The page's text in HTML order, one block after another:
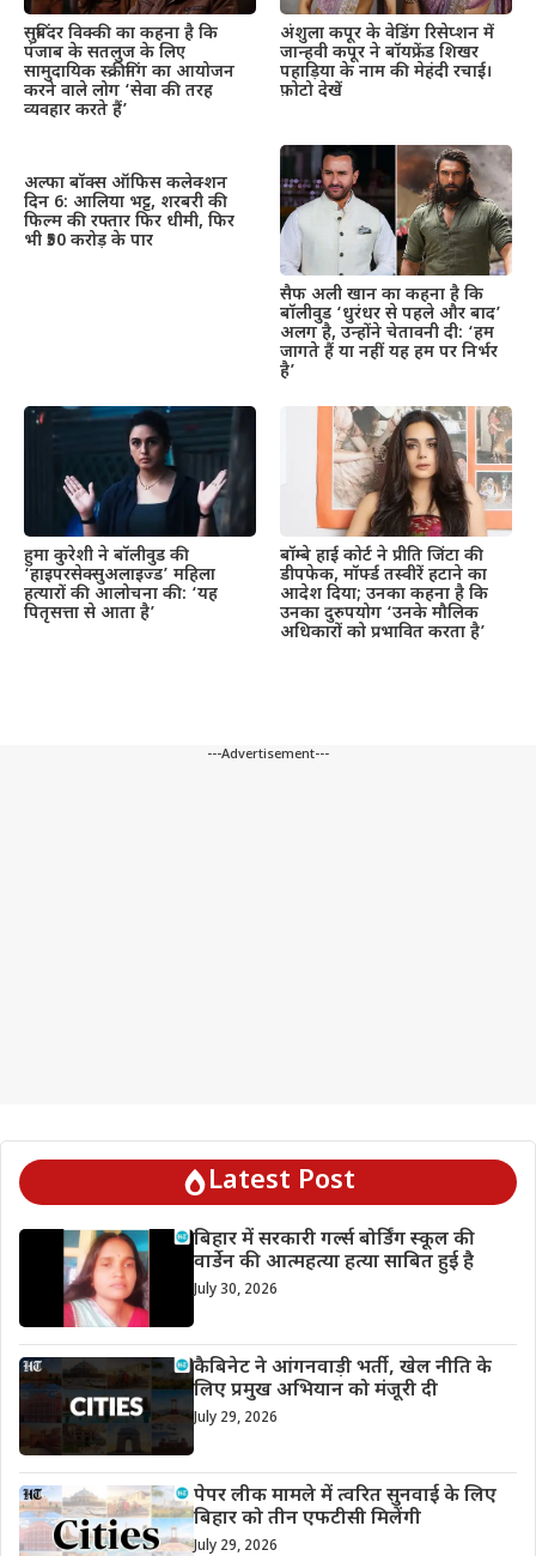
सुबिंदर विक्की का कहना है कि
पंजाब के सतलुज के लिए
सामुदायिक स्क्रीनिंग का आयोजन
करने वाले लोग ‘सेवा की तरह
व्यवहार करते हैं’
अंशुला कपूर के वेडिंग रिसेप्शन में
जान्हवी कपूर ने बॉयफ्रेंड शिखर
पहाड़िया के नाम की मेहंदी रचाई।
फ़ोटो देखें
अल्फा बॉक्स ऑफिस कलेक्शन
दिन 6: आलिया भट्ट, शरबरी की
फिल्म की रफ्तार फिर धीमी, फिर
भी ₹50 करोड़ के पार
सैफ अली खान का कहना है कि
बॉलीवुड ‘धुरंधर से पहले और बाद’
अलग है, उन्होंने चेतावनी दी: ‘हम
जागते हैं या नहीं यह हम पर निर्भर
है’
हुमा कुरेशी ने बॉलीवुड की
‘हाइपरसेक्सुअलाइज्ड’ महिला
हत्यारों की आलोचना की: ‘यह
पितृसत्ता से आता है’
बॉम्बे हाई कोर्ट ने प्रीति जिंटा की
डीपफेक, मॉर्फ्ड तस्वीरें हटाने का
आदेश दिया; उनका कहना है कि
उनका दुरुपयोग ‘उनके मौलिक
अधिकारों को प्रभावित करता है’
---Advertisement---
Latest Post
बिहार में सरकारी गर्ल्स बोर्डिंग स्कूल की
वार्डेन की आत्महत्या हत्या साबित हुई है
July 30, 2026
कैबिनेट ने आंगनवाड़ी भर्ती, खेल नीति के
लिए प्रमुख अभियान को मंजूरी दी
July 29, 2026
पेपर लीक मामले में त्वरित सुनवाई के लिए
बिहार को तीन एफटीसी मिलेंगी
July 29, 2026